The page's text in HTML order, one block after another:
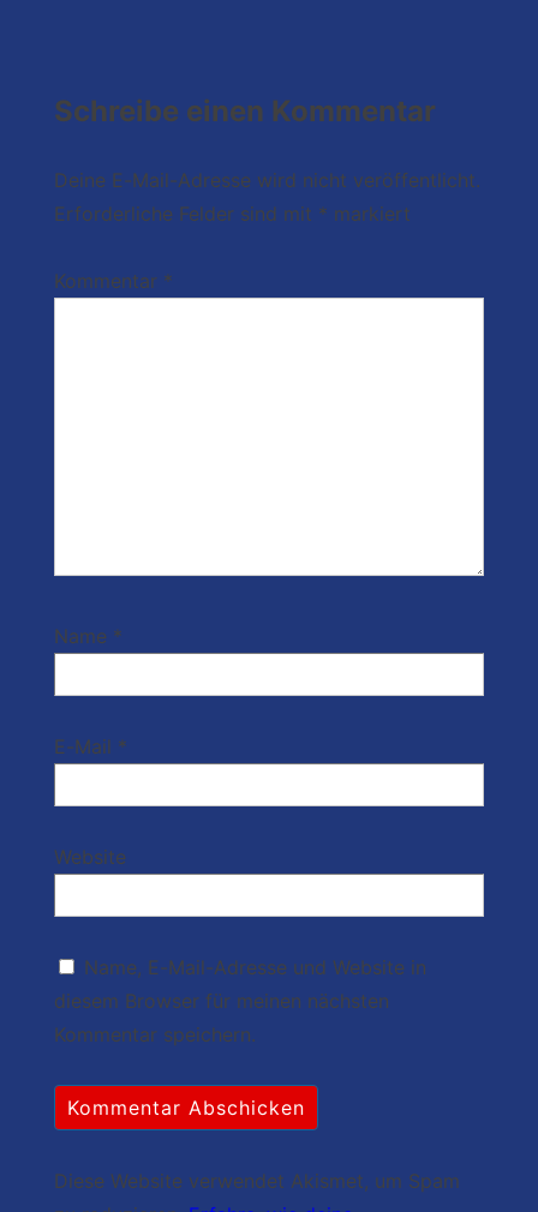
Schreibe einen Kommentar
Deine E-Mail-Adresse wird nicht veröffentlicht.
Erforderliche Felder sind mit * markiert
Kommentar *
Name *
E-Mail *
Website
Name, E-Mail-Adresse und Website in
diesem Browser für meinen nächsten
Kommentar speichern.
Diese Website verwendet Akismet, um Spam